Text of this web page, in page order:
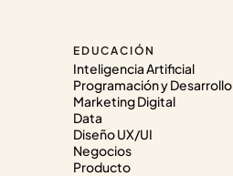
EDUCACIÓN
Inteligencia Artificial
Programación y Desarrollo
Marketing Digital
Data
Diseño UX/UI
Negocios
Producto